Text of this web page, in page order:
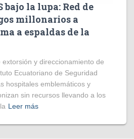
bajo la lupa: Red de
millonarios a
a espaldas de la
y direccionamiento de
Ecuatoriano de Seguridad
hospitales emblemáticos y
sin recursos llevando a los
Leer más